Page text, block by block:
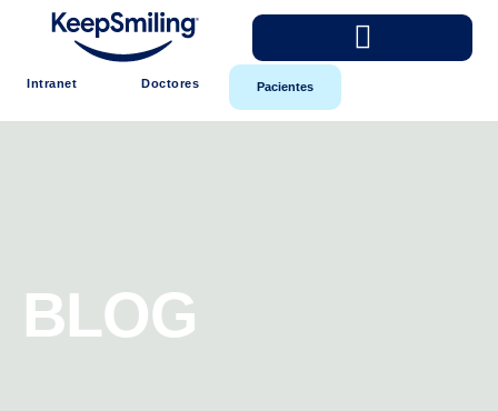
Intranet Doctores Pacientes
BLOG